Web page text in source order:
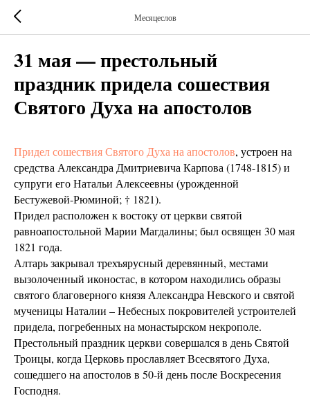
Месяцеслов
31 мая — престольный
праздник придела сошествия
Святого Духа на апостолов
Придел сошествия Святого Духа на апостолов, устроен на
средства Александра Дмитриевича Карпова (1748-1815) и
супруги его Натальи Алексеевны (урожденной
Бестужевой-Рюминой; † 1821).
Придел расположен к востоку от церкви святой
равноапостольной Марии Магдалины; был освящен 30 мая
1821 года.
Алтарь закрывал трехъярусный деревянный, местами
вызолоченный иконостас, в котором находились образы
святого благоверного князя Александра Невского и святой
мученицы Наталии – Небесных покровителей устроителей
придела, погребенных на монастырском некрополе.
Престольный праздник церкви совершался в день Святой
Троицы, когда Церковь прославляет Всесвятого Духа,
сошедшего на апостолов в 50-й день после Воскресения
Господня.